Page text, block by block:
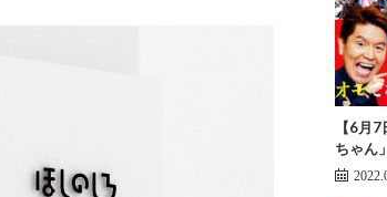
【6月
ちゃん